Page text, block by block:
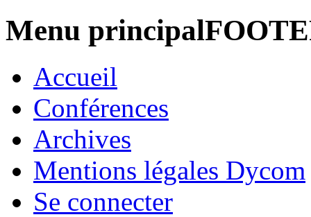
Menu
Accueil
Conférences
Archives
Mentions légales Dycom
Se connecter